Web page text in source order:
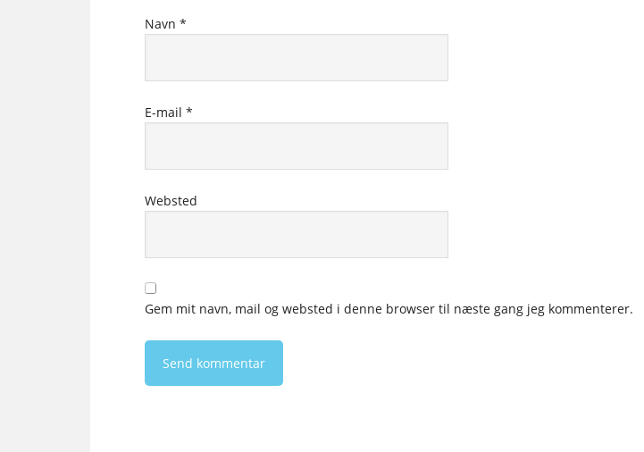
Navn *
E-mail *
Websted
Gem mit navn, mail og websted i denne browser til næste gang jeg kommenterer.